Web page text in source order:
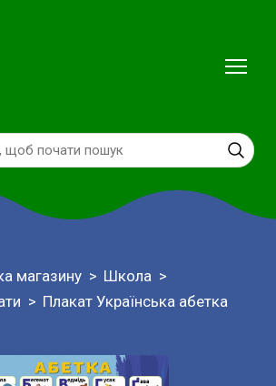
магазину
Школа
Плакат Українська абетка